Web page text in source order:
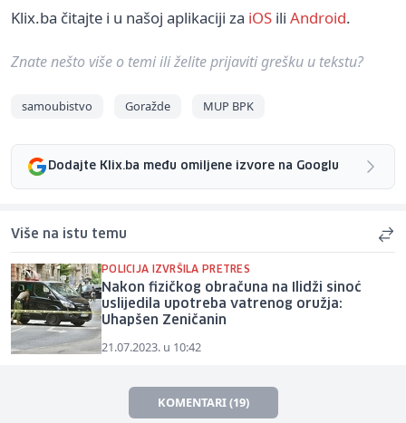
Klix.ba čitajte i u našoj aplikaciji za iOS ili Android.
Znate nešto više o temi ili želite prijaviti grešku u tekstu?
samoubistvo Goražde MUP BPK
Dodajte Klix.ba među omiljene izvore na Googlu
Više na istu temu
POLICIJA IZVRŠILA PRETRES
Nakon fizičkog obračuna na Ilidži sinoć
uslijedila upotreba vatrenog oružja:
Uhapšen Zeničanin
21.07.2023. u 10:42
KOMENTARI (19)